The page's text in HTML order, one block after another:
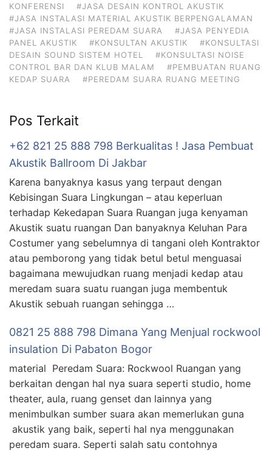
KONFERENSI
#JASA DESAIN KONTROL AKUSTIK
#JASA INSTALASI MATERIAL AKUSTIK BERPENGALAMAN
#JASA INSTALASI PEREDAM SUARA
#JASA PENYEDIA
PANEL AKUSTIK
#KONSULTAN AKUSTIK
#KONSULTASI
DESAIN SOUND SISTEM HOTEL
#KONSULTASI NOISE
CONTROL BAR DAN KLUB MALAM
#PEMBUATAN RUANG
KEDAP SUARA
#PEREDAM SUARA RUANG MEETING
Pos Terkait
+62 821 25 888 798 Berkualitas ! Jasa Pembuat
Akustik Ballroom Di Jakbar
Karena banyaknya kasus yang terpaut dengan
Kebisingan Suara Lingkungan – atau keperluan
terhadap Kekedapan Suara Ruangan juga kenyaman
Akustik suatu ruangan Dan banyaknya Keluhan Para
Costumer yang sebelumnya di tangani oleh Kontraktor
atau pemborong yang tidak betul betul menguasai
bagaimana mewujudkan ruang menjadi kedap atau
meredam suara suatu ruangan juga membentuk
Akustik sebuah ruangan sehingga …
0821 25 888 798 Dimana Yang Menjual rockwool
insulation Di Pabaton Bogor
material Peredam Suara: Rockwool Ruangan yang
berkaitan dengan hal nya suara seperti studio, home
theater, aula, ruang genset dan lainnya yang
menimbulkan sumber suara akan memerlukan guna
akustik yang baik, seperti hal nya menggunakan
peredam suara. Seperti salah satu contohnya